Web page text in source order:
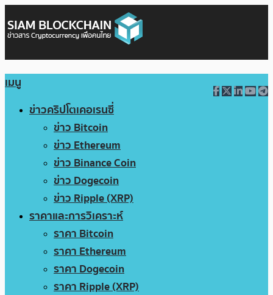
เมนู
ข่าวคริปโตเคอเรนซี่
ข่าว Bitcoin
ข่าว Ethereum
ข่าว Binance Coin
ข่าว Dogecoin
ข่าว Ripple (XRP)
ราคาและการวิเคราะห์
ราคา Bitcoin
ราคา Ethereum
ราคา Dogecoin
ราคา Ripple (XRP)